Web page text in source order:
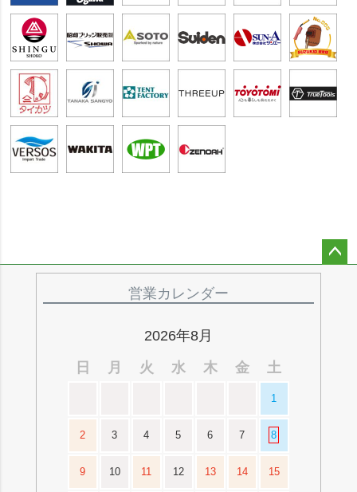
営業カレンダー
2026年8月
日
月 火 水 木 金 土
1
2 3 4 5 6 7 8
9 10 11 12 13 14 15